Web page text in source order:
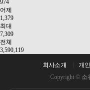
974
어제
1,379
최대
7,309
전체
3,590,119
회사소개 개
Copyright © 소